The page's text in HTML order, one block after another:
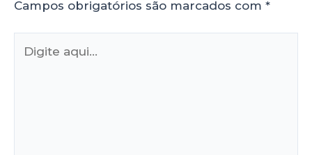
Campos obrigatórios são marcados com *